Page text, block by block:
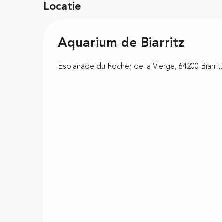
Locatie
Aquarium de Biarritz
Esplanade du Rocher de la Vierge, 64200